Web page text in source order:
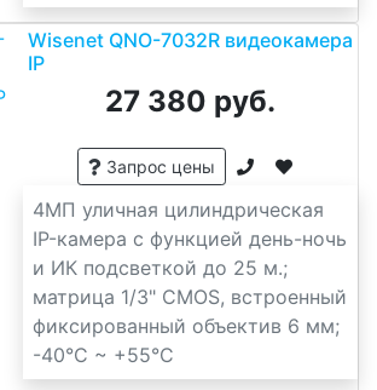
Wisenet QNO-7032R видеокамера
IP
27 380 руб.
Запрос цены
4МП уличная цилиндрическая
IP-камера с функцией день-ночь
и ИК подсветкой до 25 м.;
матрица 1/3" CMOS, встроенный
фиксированный объектив 6 мм;
-40°C ~ +55°C